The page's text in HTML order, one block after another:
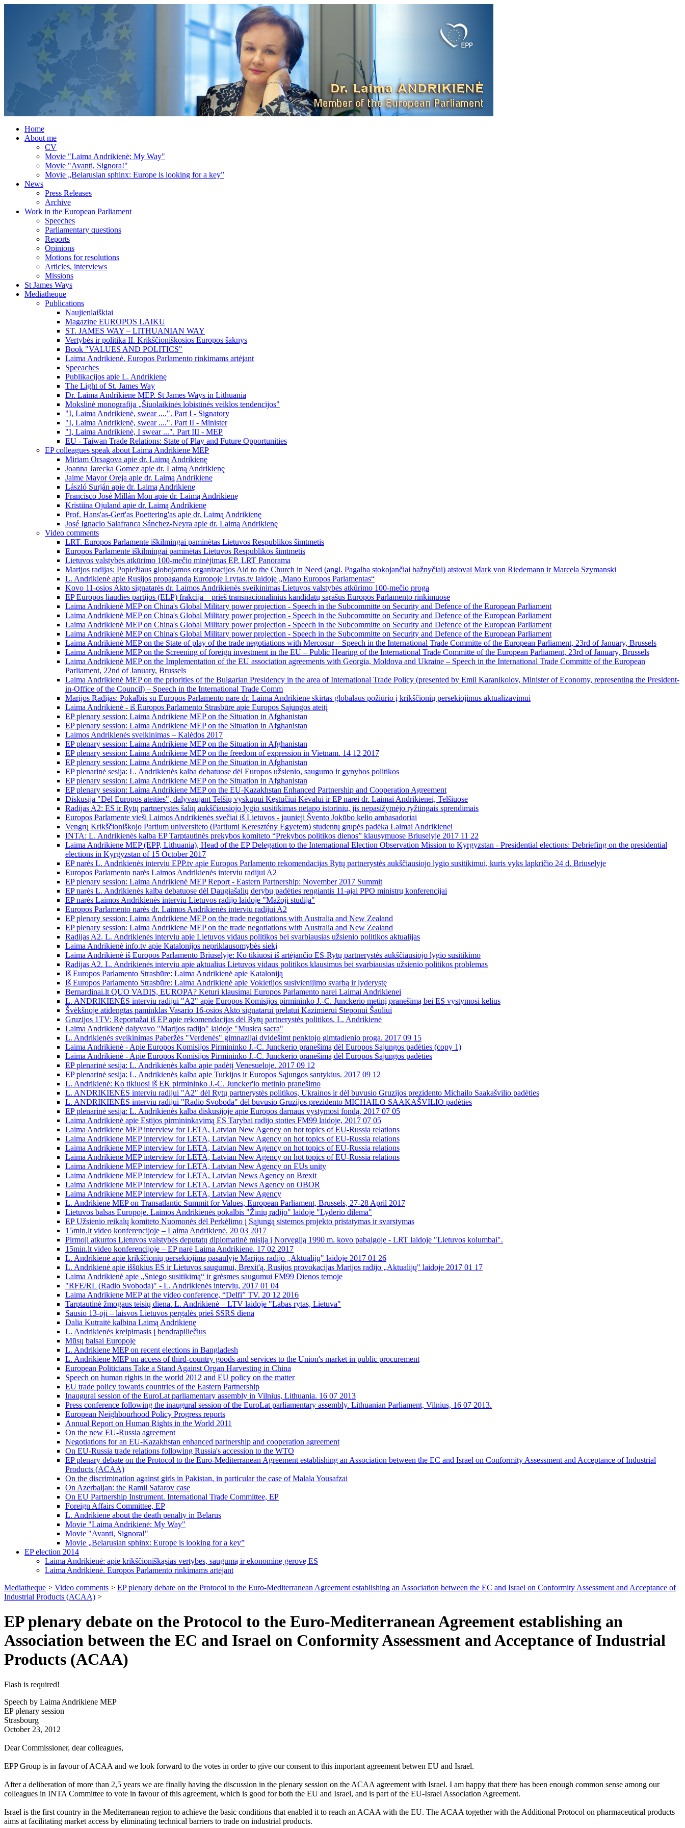
Home
About me
CV
Movie "Laima Andrikienė: My Way"
Movie "Avanti, Signora!"
Movie „Belarusian sphinx: Europe is looking for a key”
News
Press Releases
Archive
Work in the European Parliament
Speeches
Parliamentary questions
Reports
Opinions
Motions for resolutions
Articles, interviews
Missions
St James Ways
Mediatheque
Publications
Naujienlaiškiai
Magazine EUROPOS LAIKU
ST. JAMES WAY – LITHUANIAN WAY
Vertybės ir politika II. Krikščioniškosios Europos šaknys
Book "VALUES AND POLITICS"
Laima Andrikienė. Europos Parlamento rinkimams artėjant
Speeaches
Publikacijos apie L. Andrikienę
The Light of St. James Way
Dr. Laima Andrikiene MEP. St James Ways in Lithuania
Mokslinė monografija „Šiuolaikinės lobistinės veiklos tendencijos"
"I, Laima Andrikienė, swear ....". Part I - Signatory
"I, Laima Andrikienė, swear ....". Part II - Minister
"I, Laima Andrikienė, I swear ...". Part III - MEP
EU - Taiwan Trade Relations: State of Play and Future Opportunities
EP colleagues speak about Laima Andrikiene MEP
Miriam Orsagova apie dr. Laimą Andrikienę
Joanna Jarecka Gomez apie dr. Laimą Andrikienę
Jaime Mayor Oreja apie dr. Laimą Andrikienę
László Surján apie dr. Laimą Andrikienę
Francisco José Millán Mon apie dr. Laimą Andrikienę
Kristiina Ojuland apie dr. Laimą Andrikienę
Prof. Hans'as-Gert'as Poettering'as apie dr. Laimą Andrikienę
José Ignacio Salafranca Sánchez-Neyra apie dr. Laimą Andrikienę
Video comments
LRT. Europos Parlamente iškilmingai paminėtas Lietuvos Respublikos šimtmetis
Europos Parlamente iškilmingai paminėtas Lietuvos Respublikos šimtmetis
Lietuvos valstybės atkūrimo 100-mečio minėjimas EP. LRT Panorama
Marijos radijas: Popiežiaus globojamos organizacijos Aid to the Church in Need (angl. Pagalba stokojančiai bažnyčiai) atstovai Mark von Riedemann ir Marcela Szymanski
L. Andrikienė apie Rusijos propagandą Europoje Lrytas.tv laidoje „Mano Europos Parlamentas“
Kovo 11-osios Akto signatarės dr. Laimos Andrikienės sveikinimas Lietuvos valstybės atkūrimo 100-mečio proga
EP Europos liaudies partijos (ELP) frakcija – prieš transnacionalinius kandidatų sąrašus Europos Parlamento rinkimuose
Laima Andrikienė MEP on China's Global Military power projection - Speech in the Subcommitte on Security and Defence of the European Parliament
Laima Andrikienė MEP on China's Global Military power projection - Speech in the Subcommitte on Security and Defence of the European Parliament
Laima Andrikienė MEP on China's Global Military power projection - Speech in the Subcommitte on Security and Defence of the European Parliament
Laima Andrikienė MEP on China's Global Military power projection - Speech in the Subcommitte on Security and Defence of the European Parliament
Laima Andrikienė MEP on the State of play of the trade negotiations with Mercosur – Speech in the International Trade Committe of the European Parliament, 23rd of January, Brussels
Laima Andrikienė MEP on the Screening of foreign investment in the EU – Public Hearing of the International Trade Committe of the European Parliament, 23rd of January, Brussels
Laima Andrikienė MEP on the Implementation of the EU association agreements with Georgia, Moldova and Ukraine – Speech in the International Trade Committe of the European
Parliament, 22nd of January, Brussels
Laima Andrikienė MEP on the priorities of the Bulgarian Presidency in the area of International Trade Policy (presented by Emil Karanikolov, Minister of Economy, representing the President-
in-Office of the Council) – Speech in the International Trade Comm
Marijos Radijas: Pokalbis su Europos Parlamento nare dr. Laima Andrikiene skirtas globalaus požiūrio į krikščionių persekiojimus aktualizavimui
Laima Andrikienė - iš Europos Parlamento Strasbūre apie Europos Sąjungos ateitį
EP plenary session: Laima Andrikiene MEP on the Situation in Afghanistan
EP plenary session: Laima Andrikiene MEP on the Situation in Afghanistan
Laimos Andrikienės sveikinimas – Kalėdos 2017
EP plenary session: Laima Andrikiene MEP on the Situation in Afghanistan
EP plenary session: Laima Andrikiene MEP on the freedom of expression in Vietnam. 14 12 2017
EP plenary session: Laima Andrikiene MEP on the Situation in Afghanistan
EP plenarinė sesija: L. Andrikienės kalba debatuose dėl Europos užsienio, saugumo ir gynybos politikos
EP plenary session: Laima Andrikiene MEP on the Situation in Afghanistan
EP plenary session: Laima Andrikiene MEP on the EU-Kazakhstan Enhanced Partnership and Cooperation Agreement
Diskusija "Dėl Europos ateities", dalyvaujant Telšių vyskupui Kęstučiui Kėvalui ir EP narei dr. Laimai Andrikienei, Telšiuose
Radijas A2: ES ir Rytų partnerystės šalių aukščiausiojo lygio susitikimas netapo istoriniu, jis nepasižymėjo ryžtingais sprendimais
Europos Parlamente vieši Laimos Andrikienės svečiai iš Lietuvos - jaunieji Švento Jokūbo kelio ambasadoriai
Vengrų Krikščioniškojo Partium universiteto (Partiumi Keresztény Egyetem) studentų grupės padėka Laimai Andrikienei
INTA: L. Andrikienės kalba EP Tarptautinės prekybos komiteto “Prekybos politikos dienos” klausymuose Briuselyje 2017 11 22
Laima Andrikiene MEP (EPP, Lithuania), Head of the EP Delegation to the International Election Observation Mission to Kyrgyzstan - Presidential elections: Debriefing on the presidential
elections in Kyrgyzstan of 15 October 2017
EP narės L. Andrikienės interviu EPP.tv apie Europos Parlamento rekomendacijas Rytų partnerystės aukščiausiojo lygio susitikimui, kuris vyks lapkričio 24 d. Briuselyje
Europos Parlamento narės Laimos Andrikienės interviu radijui A2
EP plenary session: Laima Andrikienė MEP Report - Eastern Partnership: November 2017 Summit
EP narės L. Andrikienės kalba debatuose dėl Daugiašalių derybų padėties rengiantis 11-ajai PPO ministrų konferencijai
EP narės Laimos Andrikienės interviu Lietuvos radijo laidoje "Mažoji studija"
Europos Parlamento narės dr. Laimos Andrikienės interviu radijui A2
EP plenary session: Laima Andrikiene MEP on the trade negotiations with Australia and New Zealand
EP plenary session: Laima Andrikiene MEP on the trade negotiations with Australia and New Zealand
Radijas A2. L. Andrikienės interviu apie Lietuvos vidaus politikos bei svarbiausias užsienio politikos aktualijas
Laima Andrikienė info.tv apie Katalonijos nepriklausomybės siekį
Laima Andrikienė iš Europos Parlamento Briuselyje: Ko tikiuosi iš artėjančio ES˗Rytų partnerystės aukščiausiojo lygio susitikimo
Radijas A2. L. Andrikienės interviu apie aktualius Lietuvos vidaus politikos klausimus bei svarbiausias užsienio politikos problemas
Iš Europos Parlamento Strasbūre: Laima Andrikienė apie Kataloniją
Iš Europos Parlamento Strasbūre: Laima Andrikienė apie Vokietijos susivienijimo svarbą ir lyderystę
Bernardinai.lt QUO VADIS, EUROPA? Keturi klausimai Europos Parlamento narei Laimai Andrikienei
L. ANDRIKIENĖS interviu radijui "A2" apie Europos Komisijos pirmininko J.-C. Junckerio metinį pranešimą bei ES vystymosi kelius
Švėkšnoje atidengtas paminklas Vasario 16-osios Akto signatarui prelatui Kazimierui Steponui Šauliui
Gruzijos 1TV: Reportažai iš EP apie rekomendacijas dėl Rytų partnerystės politikos. L. Andrikienė
Laima Andrikienė dalyvavo "Marijos radijo" laidoje "Musica sacra"
L. Andrikienės sveikinimas Paberžės "Verdenės" gimnazijai dvidešimt penktojo gimtadienio proga. 2017 09 15
Laima Andrikienė - Apie Europos Komisijos Pirmininko J.-C. Junckerio pranešimą dėl Europos Sąjungos padėties (copy 1)
Laima Andrikienė - Apie Europos Komisijos Pirmininko J.-C. Junckerio pranešimą dėl Europos Sąjungos padėties
EP plenarinė sesija: L. Andrikienės kalba apie padėtį Venesueloje. 2017 09 12
EP plenarinė sesija: L. Andrikienės kalba apie Turkijos ir Europos Sąjungos santykius. 2017 09 12
L. Andrikienė: Ko tikiuosi iš EK pirmininko J.-C. Juncker'io metinio pranešimo
L. ANDRIKIENĖS interviu radijui "A2" dėl Rytų partnerystės politikos, Ukrainos ir dėl buvusio Gruzijos prezidento Michailo Saakašvilio padėties
L. ANDRIKIENĖS interviu radijui "Radio Svoboda" dėl buvusio Gruzijos prezidento MICHAILO SAAKAŠVILIO padėties
EP plenarinė sesija: L. Andrikienės kalba diskusijoje apie Europos darnaus vystymosi fondą, 2017 07 05
Laima Andrikienė apie Estijos pirmininkavimą ES Tarybai radijo stoties FM99 laidoje, 2017 07 05
Laima Andrikiene MEP interview for LETA, Latvian New Agency on hot topics of EU-Russia relations
Laima Andrikiene MEP interview for LETA, Latvian New Agency on hot topics of EU-Russia relations
Laima Andrikiene MEP interview for LETA, Latvian New Agency on hot topics of EU-Russia relations
Laima Andrikiene MEP interview for LETA, Latvian New Agency on hot topics of EU-Russia relations
Laima Andrikiene MEP interview for LETA, Latvian New Agency on EUs unity
Laima Andrikiene MEP interview for LETA, Latvian News Agency on Brexit
Laima Andrikiene MEP interview for LETA, Latvian News Agency on OBOR
Laima Andrikiene MEP interview for LETA, Latvian New Agency
L. Andrikiene MEP on Transatlantic Summit for Values, European Parliament, Brussels, 27-28 April 2017
Lietuvos balsas Europoje. Laimos Andrikienės pokalbis "Žinių radijo" laidoje "Lyderio dilema"
EP Užsienio reikalų komiteto Nuomonės dėl Perkėlimo į Sąjungą sistemos projekto pristatymas ir svarstymas
15min.lt video konferencijoje – Laima Andrikienė. 20 03 2017
Pirmoji atkurtos Lietuvos valstybės deputatų diplomatinė misija į Norvegiją 1990 m. kovo pabaigoje - LRT laidoje "Lietuvos kolumbai".
15min.lt video konferencijoje – EP narė Laima Andrikienė. 17 02 2017
L. Andrikienė apie krikščionių persekiojimą pasaulyje Marijos radijo „Aktualijų" laidoje 2017 01 26
L. Andrikienė apie iššūkius ES ir Lietuvos saugumui, Brexit'ą, Rusijos provokacijas Marijos radijo „Aktualijų" laidoje 2017 01 17
Laima Andrikienė apie „Sniego susitikimą“ ir grėsmes saugumui FM99 Dienos temoje
"RFE/RL (Radio Svoboda)" - L. Andrikienės interviu, 2017 01 04
Laima Andrikiene MEP at the video conference, “Delfi” TV. 20 12 2016
Tarptautinė žmogaus teisių diena. L. Andrikienė – LTV laidoje "Labas rytas, Lietuva"
Sausio 13-oji – laisvos Lietuvos pergalės prieš SSRS diena
Dalia Kutraitė kalbina Laimą Andrikienę
L. Andrikienės kreipimasis į bendrapiliečius
Mūsų balsai Europoje
L. Andrikiene MEP on recent elections in Bangladesh
L. Andrikiene MEP on access of third-country goods and services to the Union's market in public procurement
European Politicians Take a Stand Against Organ Harvesting in China
Speech on human rights in the world 2012 and EU policy on the matter
EU trade policy towards countries of the Eastern Partnership
Inaugural session of the EuroLat parliamentary assembly in Vilnius, Lithuania. 16 07 2013
Press conference following the inaugural session of the EuroLat parliamentary assembly. Lithuanian Parliament, Vilnius, 16 07 2013.
European Neighbourhood Policy Progress reports
Annual Report on Human Rights in the World 2011
On the new EU-Russia agreement
Negotiations for an EU-Kazakhstan enhanced partnership and cooperation agreement
On EU-Russia trade relations following Russia's accession to the WTO
EP plenary debate on the Protocol to the Euro-Mediterranean Agreement establishing an Association between the EC and Israel on Conformity Assessment and Acceptance of Industrial
Products (ACAA)
On the discrimination against girls in Pakistan, in particular the case of Malala Yousafzai
On Azerbaijan: the Ramil Safarov case
On EU Partnership Instrument. International Trade Committee, EP
Foreign Affairs Committee, EP
L. Andrikiene about the death penalty in Belarus
Movie "Laima Andrikienė: My Way"
Movie "Avanti, Signora!"
Movie „Belarusian sphinx: Europe is looking for a key”
EP election 2014
Laima Andrikienė: apie krikščioniškąsias vertybes, saugumą ir ekonominę gerovę ES
Laima Andrikienė. Europos Parlamento rinkimams artėjant
Mediatheque > Video comments > EP plenary debate on the Protocol to the Euro-Mediterranean Agreement establishing an Association between the EC and Israel on Conformity Assessment and Acceptance of
Industrial Products (ACAA) >
EP plenary debate on the Protocol to the Euro-Mediterranean Agreement establishing an
Association between the EC and Israel on Conformity Assessment and Acceptance of Industrial
Products (ACAA)
Flash is required!
Speech by Laima Andrikiene MEP
EP plenary session
Strasbourg
October 23, 2012
Dear Commissioner, dear colleagues,
EPP Group is in favour of ACAA and we look forward to the votes in order to give our consent to this important agreement betwen EU and Israel.
After a deliberation of more than 2,5 years we are finally having the discussion in the plenary session on the ACAA agreement with Israel. I am happy that there has been enough common sense among our
colleagues in INTA Committee to vote in favour of this agreement, which is good for both the EU and Israel, and is part of the EU-Israel Association Agreement.
Israel is the first country in the Mediterranean region to achieve the basic conditions that enabled it to reach an ACAA with the EU. The ACAA together with the Additional Protocol on pharmaceutical products
aims at facilitating market access by eliminating technical barriers to trade on industrial products.